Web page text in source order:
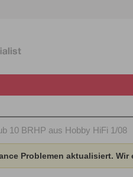
10 BRHP aus Hobby HiFi 1/08
Problemen aktualisiert.